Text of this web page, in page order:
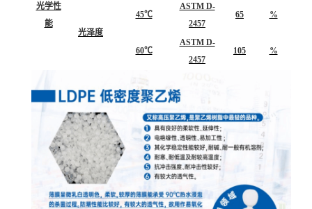
光学性
能
光泽度
45℃
ASTM D-
2457
65 %
60℃
ASTM D-
2457
105 %